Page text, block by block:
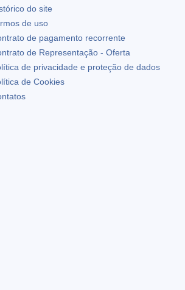
do site
de uso
de pagamento recorrente
de Representação - Oferta
de privacidade e proteção de dados
de Cookies